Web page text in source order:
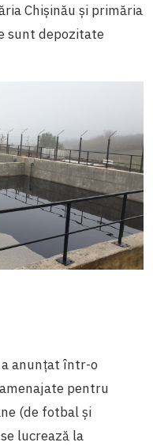
Chișinău și primăria
sunt depozitate
a anunțat într-o
pentru
(de fotbal și
lucrează la